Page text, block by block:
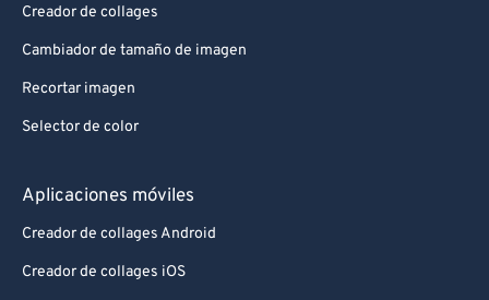
Creador de collages
Cambiador de tamaño de imagen
Recortar imagen
Selector de color
Aplicaciones móviles
Creador de collages Android
Creador de collages iOS